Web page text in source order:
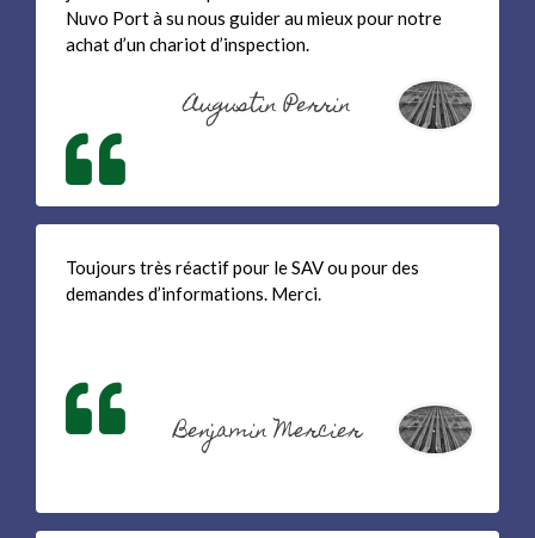
Nuvo Port à su nous guider au mieux pour notre
achat d’un chariot d’inspection.
Augustin Perrin
Toujours très réactif pour le SAV ou pour des
demandes d’informations. Merci.
Benjamin Mercier